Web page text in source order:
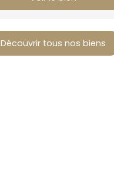
Découvrir tous nos biens